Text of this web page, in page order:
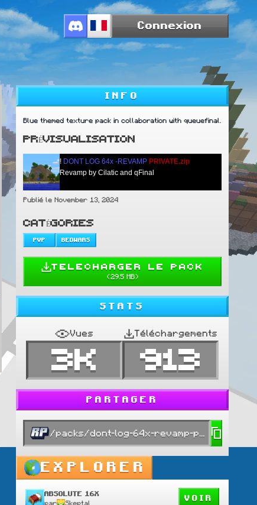
Connexion
INFO
Blue themed texture pack in collaboration with queuefinal.
PRÉVISUALISATION
! DONT LOG 64x -REVAMP PRIVATE.zip
Revamp by Cilatic and qFinal
Publié le November 13, 2024
CATÉGORIES
PVP BEDWARS
TELECHARGER LE PACK
(29.5 MB)
STATS
Vues
3K
Téléchargements
913
PARTAGER
EXPLORER
ABSOLUTE 16X
par Skeptal
VOIR